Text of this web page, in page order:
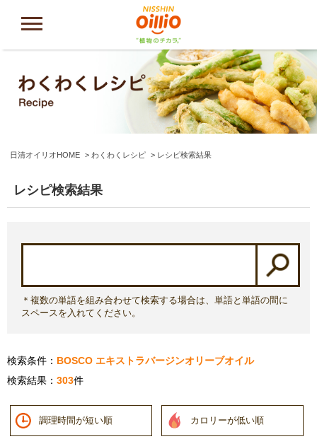
日清オイリオHOME わくわくレシピ レシピ検索結果
レシピ検索結果
＊複数の単語を組み合わせて検索する場合は、単語と単語の間に
スペースを入れてください。
検索条件： BOSCO エキストラバージンオリーブオイル
検索結果： 303件
調理時間が短い順 カロリーが低い順